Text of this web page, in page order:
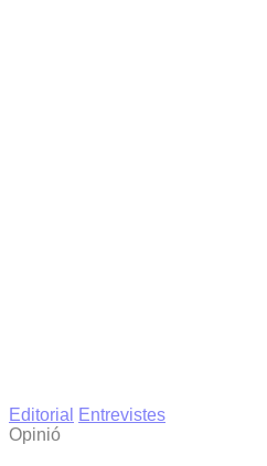
Editorial
Entrevistes
Opinió